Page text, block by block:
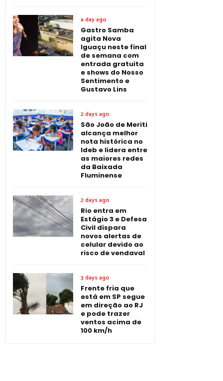
a day ago
Gastro Samba
agita Nova
Iguaçu neste final
de semana com
entrada gratuita
e shows do Nosso
Sentimento e
Gustavo Lins
2 days ago
São João de Meriti
alcança melhor
nota histórica no
Ideb e lidera entre
as maiores redes
da Baixada
Fluminense
2 days ago
Rio entra em
Estágio 3 e Defesa
Civil dispara
novos alertas de
celular devido ao
risco de vendaval
3 days ago
Frente fria que
está em SP segue
em direção ao RJ
e pode trazer
ventos acima de
100 km/h